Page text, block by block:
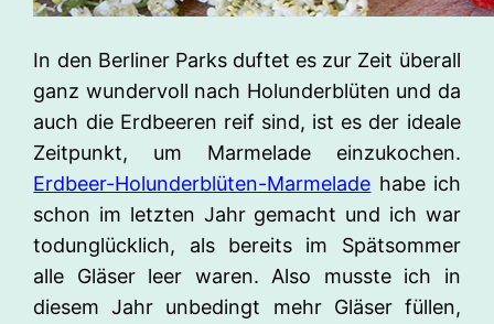
In den Berliner Parks duftet es zur Zeit überall
ganz wundervoll nach Holunderblüten und da
auch die Erdbeeren reif sind, ist es der ideale
Zeitpunkt, um Marmelade einzukochen.
Erdbeer-Holunderblüten-Marmelade habe ich
schon im letzten Jahr gemacht und ich war
todunglücklich, als bereits im Spätsommer
alle Gläser leer waren. Also musste ich in
diesem Jahr unbedingt mehr Gläser füllen,